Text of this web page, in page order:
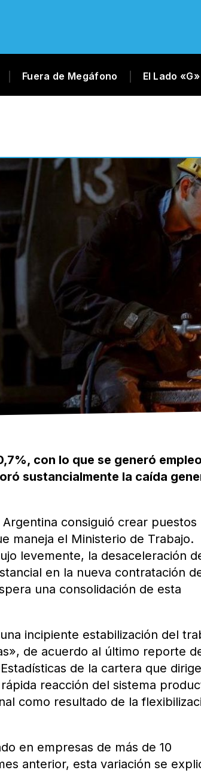
Fuera de Megáfono El Lado «G»
con lo que se generó
sustancialmente la caída
consiguió crear puestos
maneja el Ministerio de Trabajo.
levemente, la desaceleración
en la nueva contratación
una consolidación de esta
incipiente estabilización del
de acuerdo al último reporte
de la cartera que
reacción del sistema
como resultado de la
en empresas de más de 10
anterior, esta variación se